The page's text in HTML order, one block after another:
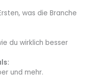
damit direkt in
einsteigen
was die Branche
du wirklich besser
und mehr.